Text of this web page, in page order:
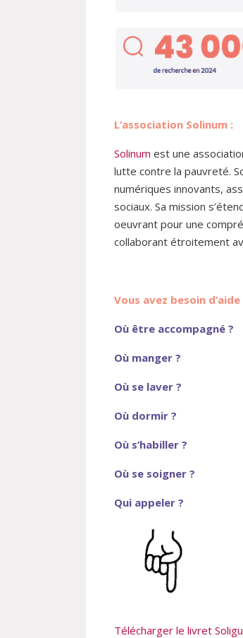
L’association Solinum :
Solinum est une
lutte contre la pauvreté.
numériques innovants,
sociaux. Sa mission
oeuvrant pour une
collaborant étroitement
Vous avez besoin
Où être accompagné ?
Où manger ?
Où se laver ?
Où dormir ?
Où s’habiller ?
Où se soigner ?
Qui appeler ?
Télécharger le livret